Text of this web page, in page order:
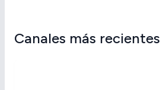
Canales más recientes